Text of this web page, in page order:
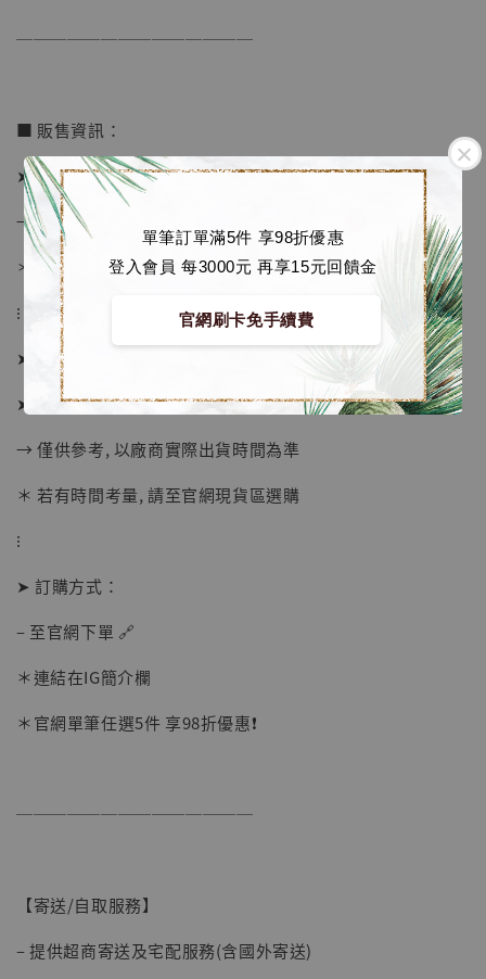
單筆訂單滿5件 享98折優惠
登入會員 每3000元 再享15元回饋金
官網刷卡免手續費
【現貨】BJSTUDIO 1/6系列可動蒐藏人偶 讓
子彈飛 鵝城縣長 張麻子 [BK01]
NT$ 4,980
NT$ 5,300
──────────────
■ 販售資訊：
➤ 價格 2580元 （訂金1280)
→ 國際運費到台後通知
＊運費合理 請安心選購
⁝
➤ 預購截止日：限量額滿即止
➤ 預計發貨日：工作室結單後約4個月
→ 僅供參考, 以廠商實際出貨時間為準
＊ 若有時間考量, 請至官網現貨區選購
⁝
➤ 訂購方式：
– 至官網下單 🔗
＊連結在IG簡介欄
＊官網單筆任選5件 享98折優惠❗️
──────────────
【寄送/自取服務】
– 提供超商寄送及宅配服務(含國外寄送)